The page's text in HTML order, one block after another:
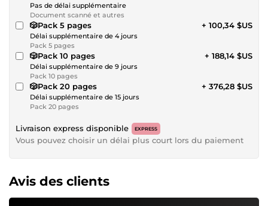
Pas de délai supplémentaire
Document scanné et autres
🎲Pack 5 pages
Délai supplémentaire de 4 jours
Pack 5 pages
+ 100,34 $US
🎲Pack 10 pages
Délai supplémentaire de 9 jours
Pack 10 pages
+ 188,14 $US
🎲Pack 20 pages
Délai supplémentaire de 15 jours
Pack 20 pages
+ 376,28 $US
Livraison express disponible EXPRESS
Vous pouvez choisir un délai plus court lors du paiement
Avis des clients